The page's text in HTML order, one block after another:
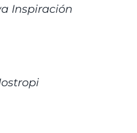
Inspiración